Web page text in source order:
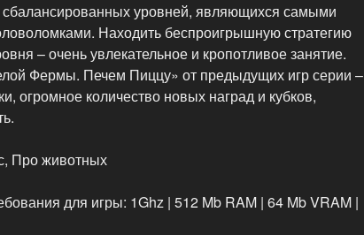
уровней, являющихся самыми
Находить беспроигрышную стратегию
– очень увлекательное и кропотливое занятие.
Фермы. Печем Пиццу» от предыдущих игр серии –
огромное количество новых наград и кубков,
Про животных
для игры: 1Ghz | 512 Mb RAM | 64 Mb VRAM |